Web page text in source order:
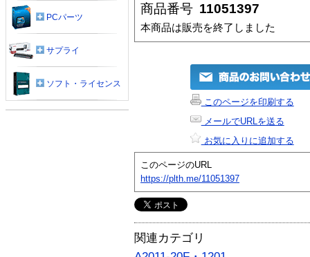
商品番号 11051397
本商品は販売を終了しました
このページを印刷する
メールでURLを送る
お気に入りに追加する
このページのURL
https://plth.me/11051397
関連カテゴリ
PCパーツ
サプライ
ソフト・ライセンス